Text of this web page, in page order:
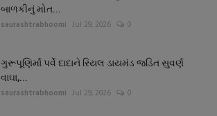
બાળકીનું મોત...
saurashtrabhoomi Jul 29, 2026 0
ગુરૂપૂણિર્માં પર્વે દાદાને રિયલ ડાયમંડ જડિત સુવર્ણ
વાઘા,...
saurashtrabhoomi Jul 29, 2026 0